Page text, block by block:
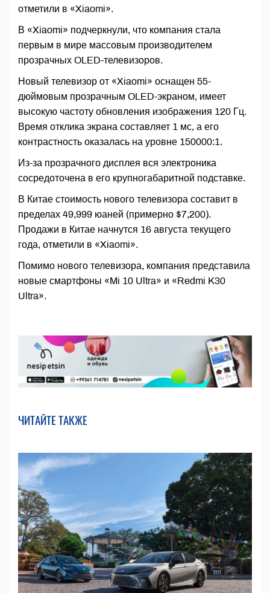
отметили в «Xiaomi».
В «Xiaomi» подчеркнули, что компания стала
первым в мире массовым производителем
прозрачных OLED-телевизоров.
Новый телевизор от «Xiaomi» оснащен 55-
дюймовым прозрачным OLED-экраном, имеет
высокую частоту обновления изображения 120 Гц.
Время отклика экрана составляет 1 мс, а его
контрастность оказалась на уровне 150000:1.
Из-за прозрачного дисплея вся электроника
сосредоточена в его крупногабаритной подставке.
В Китае стоимость нового телевизора составит в
пределах 49,999 юаней (примерно $7,200).
Продажи в Китае начнутся 16 августа текущего
года, отметили в «Xiaomi».
Помимо нового телевизора, компания представила
новые смартфоны «Mi 10 Ultra» и «Redmi K30
Ultra».
ЧИТАЙТЕ ТАКЖЕ